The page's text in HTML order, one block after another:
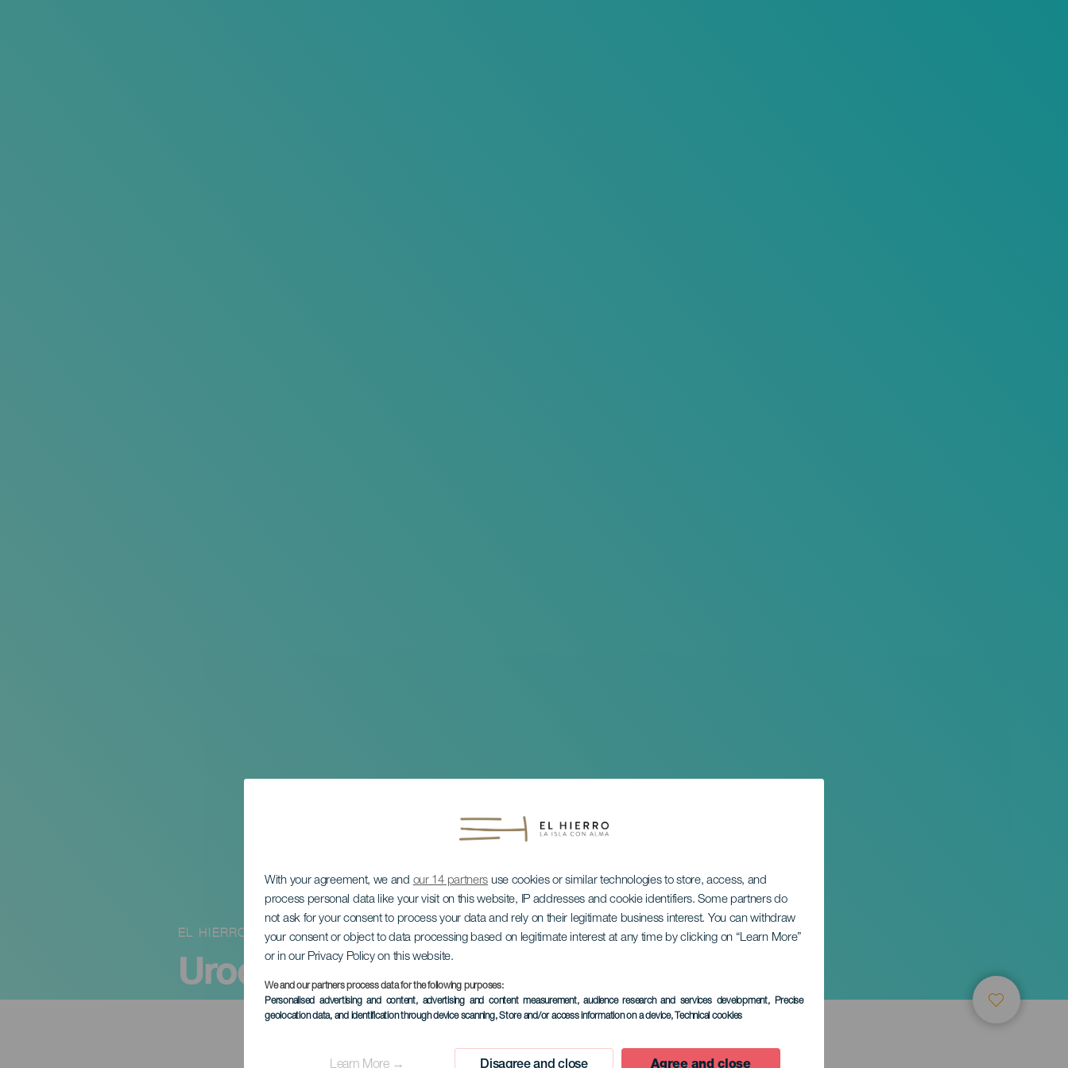
With your agreement, we and our 14 partners use cookies or similar technologies to store, access, and
process personal data like your visit on this website, IP addresses and cookie identifiers. Some partners do
not ask for your consent to process your data and rely on their legitimate business interest. You can withdraw
your consent or object to data processing based on legitimate interest at any time by clicking on “Learn More”
or in our Privacy Policy on this website.
We and our partners process data for the following purposes:
Personalised advertising and content, advertising and content measurement, audience research and services development, Precise
geolocation data, and identification through device scanning, Store and/or access information on a device, Technical cookies
Uroczystości Isory
EL HIERRO